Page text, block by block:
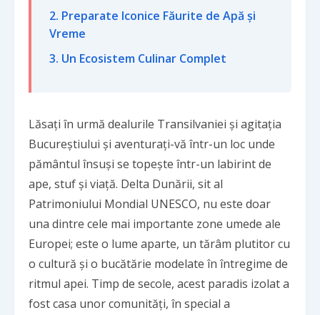
2. Preparate Iconice Făurite de Apă și
Vreme
3. Un Ecosistem Culinar Complet
Lăsați în urmă dealurile Transilvaniei și agitația
Bucureștiului și aventurați-vă într-un loc unde
pământul însuși se topește într-un labirint de
ape, stuf și viață. Delta Dunării, sit al
Patrimoniului Mondial UNESCO, nu este doar
una dintre cele mai importante zone umede ale
Europei; este o lume aparte, un tărâm plutitor cu
o cultură și o bucătărie modelate în întregime de
ritmul apei. Timp de secole, acest paradis izolat a
fost casa unor comunități, în special a